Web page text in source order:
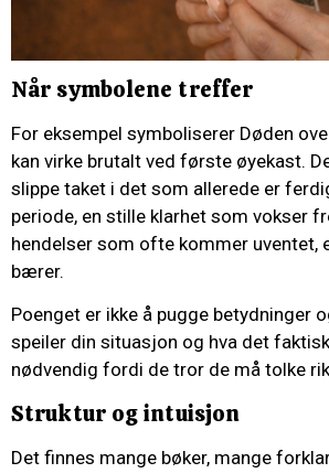
Når symbolene treffer
For eksempel symboliserer Døden
kan virke brutalt ved første øyekast.
slippe taket i det som allerede er
periode, en stille klarhet som vokser
hendelser som ofte kommer
bærer.
Poenget er ikke å pugge betydninger
speiler din situasjon og hva det
nødvendig fordi de tror de må tolke
Struktur og intuisjon
Det finnes mange bøker, mange